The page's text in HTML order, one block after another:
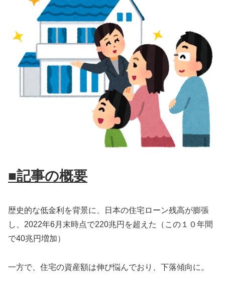
■記事の概要
歴史的な低金利を背景に、日本の住宅ローン残高が膨張
し、2022年6月末時点で220兆円を超えた（この１０年間
で40兆円増加）
一方で、住宅の資産額は伸び悩んでおり、下落傾向に。